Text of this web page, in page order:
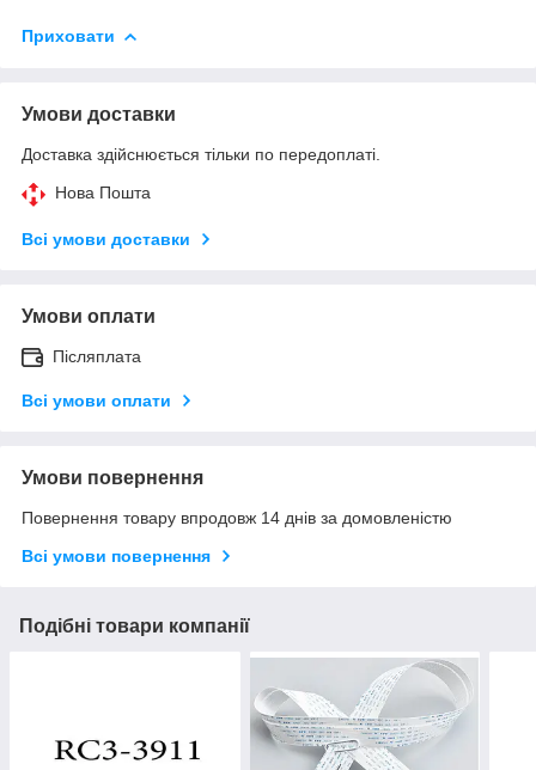
Приховати
Умови доставки
Доставка здійснюється тільки по передоплаті.
Нова Пошта
Всі умови доставки
Умови оплати
Післяплата
Всі умови оплати
Умови повернення
Повернення товару впродовж 14 днів за домовленістю
Всі умови повернення
Подібні товари компанії